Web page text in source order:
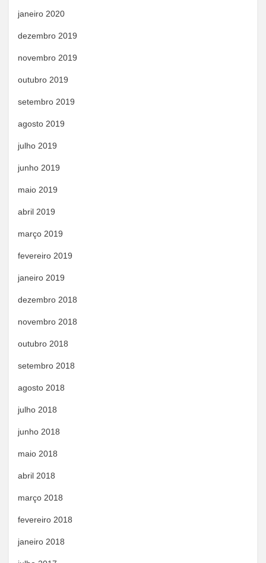
janeiro 2020
dezembro 2019
novembro 2019
outubro 2019
setembro 2019
agosto 2019
julho 2019
junho 2019
maio 2019
abril 2019
março 2019
fevereiro 2019
janeiro 2019
dezembro 2018
novembro 2018
outubro 2018
setembro 2018
agosto 2018
julho 2018
junho 2018
maio 2018
abril 2018
março 2018
fevereiro 2018
janeiro 2018